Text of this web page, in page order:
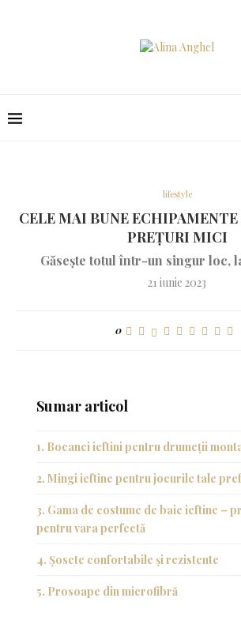
lifestyle
CELE MAI BUNE
PREȚURI MICI
Găsește totul într-un singur loc,
21 iunie 2023
0
Sumar articol
Bocanci ieftini pentru drumeții
Mingi ieftine pentru jocurile tale
Gama de costume de baie ieftine –
pentru vara perfectă
Șosete confortabile și rezistente
Prosoape din microfibră